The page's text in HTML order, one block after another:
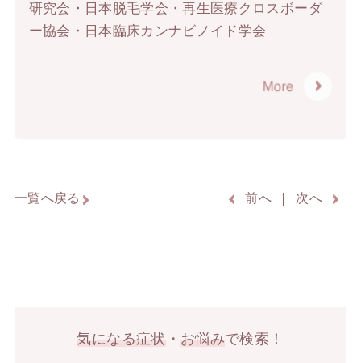
研究会・日本脱毛学会・再生医療クロスボーダ
ー協会・日本臨床カンナビノイド学会
一覧へ戻る 前へ 次へ
気になる症状 ・ お悩みで検索！